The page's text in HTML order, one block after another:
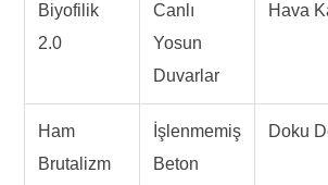
Biyofilik
2.0
Canlı
Yosun
Duvarlar
Hava
Ham
Brutalizm
İşlenmemiş
Beton
Doku